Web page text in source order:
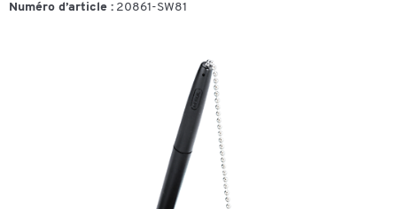
Numéro d’article : 20861-SW81